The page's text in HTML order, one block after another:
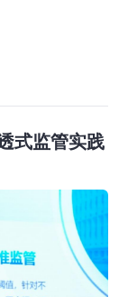
式监管实践